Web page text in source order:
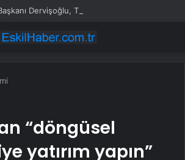
“döngüsel
yatırım yapın”